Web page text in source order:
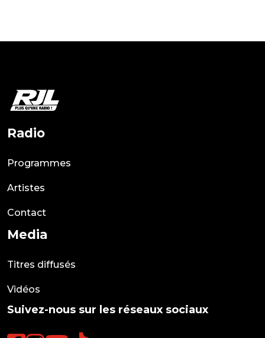
Radio
Programmes
Artistes
Contact
Media
Titres diffusés
Vidéos
Suivez-nous sur les réseaux sociaux